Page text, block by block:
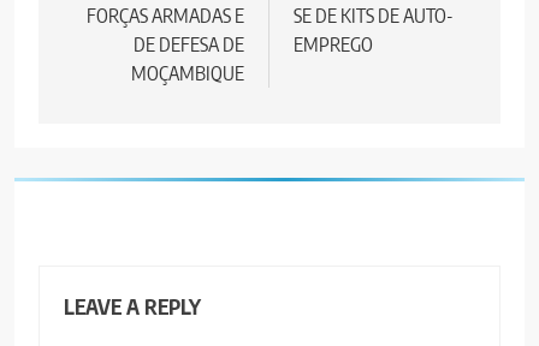
FORÇAS ARMADAS E
DE DEFESA DE
MOÇAMBIQUE
SE DE KITS DE AUTO-
EMPREGO
LEAVE A REPLY